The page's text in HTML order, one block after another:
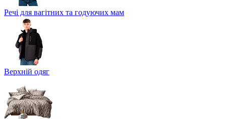
Речі для вагітних та годуючих мам
Верхній одяг